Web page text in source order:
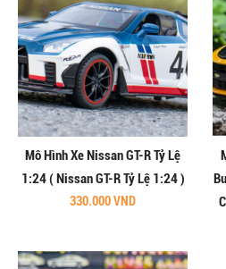
Mô Hình Xe Nissan GT-R Tỷ Lệ
1:24 ( Nissan GT-R Tỷ Lệ 1:24 )
330.000 VND